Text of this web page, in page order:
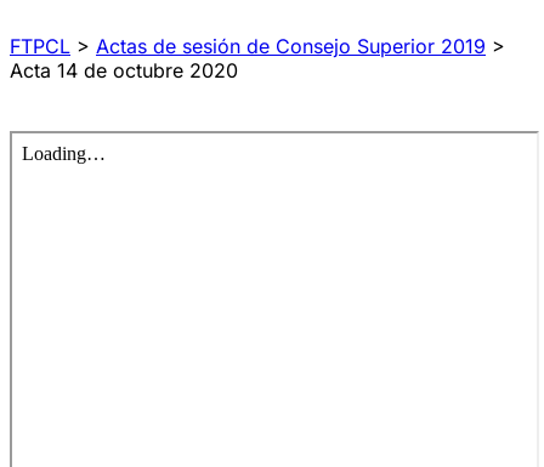
FTPCL > Actas de sesión de Consejo Superior 2019 >
Acta 14 de octubre 2020